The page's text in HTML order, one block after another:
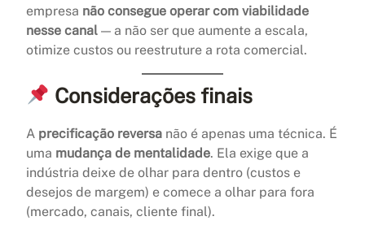
empresa não consegue operar com viabilidade
nesse canal — a não ser que aumente a escala,
otimize custos ou reestruture a rota comercial.
Considerações finais
A precificação reversa não é apenas uma técnica. É
uma mudança de mentalidade. Ela exige que a
indústria deixe de olhar para dentro (custos e
desejos de margem) e comece a olhar para fora
(mercado, canais, cliente final).